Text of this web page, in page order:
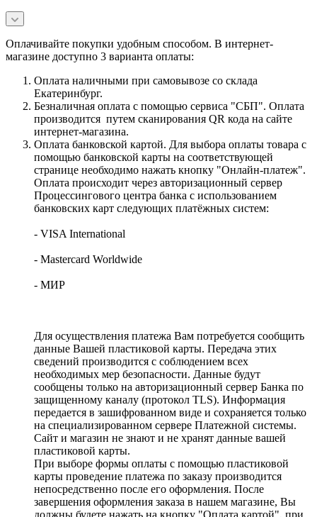
Оплачивайте покупки удобным способом. В интернет-
магазине доступно 3 варианта оплаты:
Оплата наличными при самовывозе со склада
Екатеринбург.
Безналичная оплата с помощью сервиса "СБП". Оплата
производится путем сканирования QR кода на сайте
интернет-магазина.
Оплата банковской картой. Для выбора оплаты товара с
помощью банковской карты на соответствующей
странице необходимо нажать кнопку "Онлайн-платеж".
Оплата происходит через авторизационный сервер
Процессингового центра банка с использованием
банковских карт следующих платёжных систем:
- VISA International
- Mastercard Worldwide
- МИР
Для осуществления платежа Вам потребуется сообщить
данные Вашей пластиковой карты. Передача этих
сведений производится с соблюдением всех
необходимых мер безопасности. Данные будут
сообщены только на авторизационный сервер Банка по
защищенному каналу (протокол TLS). Информация
передается в зашифрованном виде и сохраняется только
на специализированном сервере Платежной системы.
Сайт и магазин не знают и не хранят данные вашей
пластиковой карты.
При выборе формы оплаты с помощью пластиковой
карты проведение платежа по заказу производится
непосредственно после его оформления. После
завершения оформления заказа в нашем магазине, Вы
должны будете нажать на кнопку "Оплата картой", при